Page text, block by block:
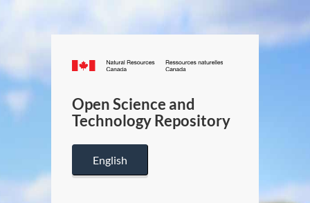
Canada.ca
/
Canada
Open Science and
Technology Repository
English